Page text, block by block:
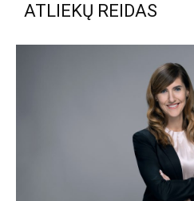
ATLIEKŲ REIDAS